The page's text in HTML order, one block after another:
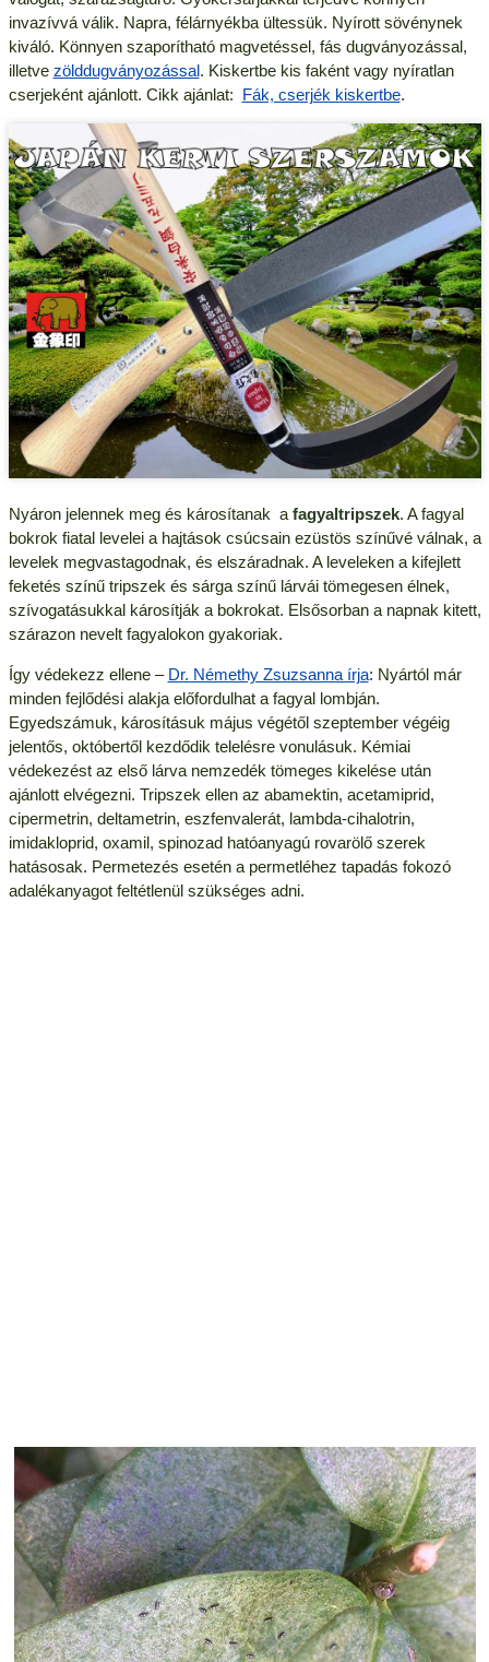
invazívvá válik. Napra, félárnyékba ültessük. Nyírott sövénynek
kiváló. Könnyen szaporítható magvetéssel, fás dugványozással,
illetve zölddugványozással. Kiskertbe kis faként vagy nyíratlan
cserjeként ajánlott. Cikk ajánlat: Fák, cserjék kiskertbe.
Nyáron jelennek meg és károsítanak a fagyaltripszek. A fagyal
bokrok fiatal levelei a hajtások csúcsain ezüstös színűvé válnak, a
levelek megvastagodnak, és elszáradnak. A leveleken a kifejlett
feketés színű tripszek és sárga színű lárvái tömegesen élnek,
szívogatásukkal károsítják a bokrokat. Elsősorban a napnak kitett,
szárazon nevelt fagyalokon gyakoriak.
Így védekezz ellene – Dr. Némethy Zsuzsanna írja: Nyártól már
minden fejlődési alakja előfordulhat a fagyal lombján.
Egyedszámuk, károsításuk május végétől szeptember végéig
jelentős, októbertől kezdődik telelésre vonulásuk. Kémiai
védekezést az első lárva nemzedék tömeges kikelése után
ajánlott elvégezni. Tripszek ellen az abamektin, acetamiprid,
cipermetrin, deltametrin, eszfenvalerát, lambda-cihalotrin,
imidakloprid, oxamil, spinozad hatóanyagú rovarölő szerek
hatásosak. Permetezés esetén a permetléhez tapadás fokozó
adalékanyagot feltétlenül szükséges adni.